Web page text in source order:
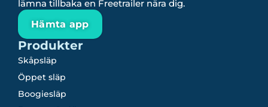
lämna tillbaka en Freetrailer nära dig.
Hämta app
Produkter
Skåpsläp
Öppet släp
Boogiesläp